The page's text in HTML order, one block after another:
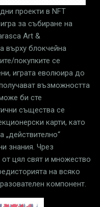
проекти в NFT
за събиране на
Art &
върху блокчейнa
покупките се
играта еволюира до
възможността
би сте
същества се
карти, като
„действително“
знания. Чрез
цял ​​свят и множество
на всяко
компонент.